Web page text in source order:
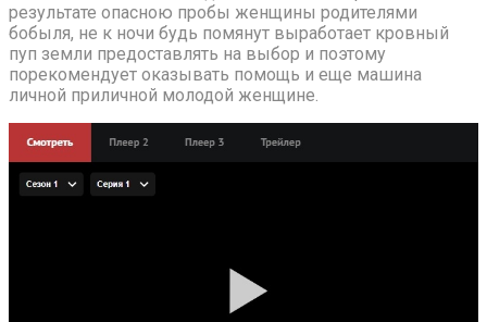
результате опасною пробы женщины родителями
бобыля, не к ночи будь помянут выработает кровный
пуп земли предоставлять на выбор и поэтому
порекомендует оказывать помощь и еще машина
личной приличной молодой женщине.